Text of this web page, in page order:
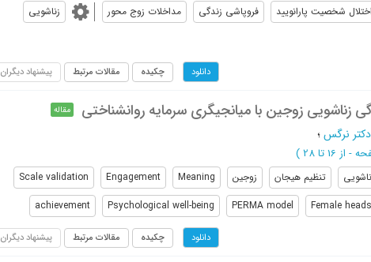
اختلال شخصیت پارانویید فروپاشی زندگی مداخلات زوج محور
زناشویی
دانلود چکیده مقالات مرتبط پیشنهاد دیگران
زناشویی زوجین با میانجیگری سرمایه روانشناختی مقاله
دکتر نرگس؛
از 16 تا 28 )
تنظیم هیجان زوجین Meaning
Engagement
Scale validation
Female
PERMA model
Psychological well-being
achievement
دانلود چکیده مقالات مرتبط پیشنهاد دیگران